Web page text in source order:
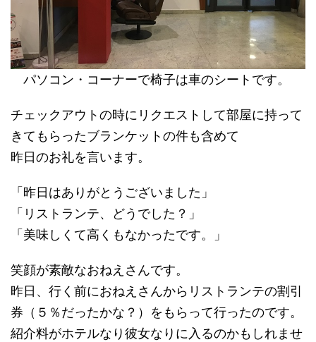
パソコン・コーナーで椅子は車のシートです。
チェックアウトの時にリクエストして部屋に持って
きてもらったブランケットの件も含めて
昨日のお礼を言います。
「昨日はありがとうございました」
「リストランテ、どうでした？」
「美味しくて高くもなかったです。」
笑顔が素敵なおねえさんです。
昨日、行く前におねえさんからリストランテの割引
券（５％だったかな？）をもらって行ったのです。
紹介料がホテルなり彼女なりに入るのかもしれませ